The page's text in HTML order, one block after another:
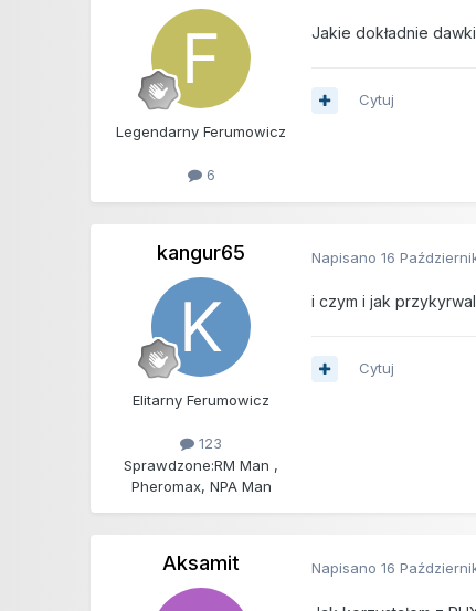
Legendarny Ferumowicz
6
Jakie dokładnie
Cytuj
kangur65
Elitarny Ferumowicz
123
Sprawdzone:RM Man ,
Pheromax, NPA Man
Napisano16
i czym i jak
Cytuj
Aksamit Napisano16